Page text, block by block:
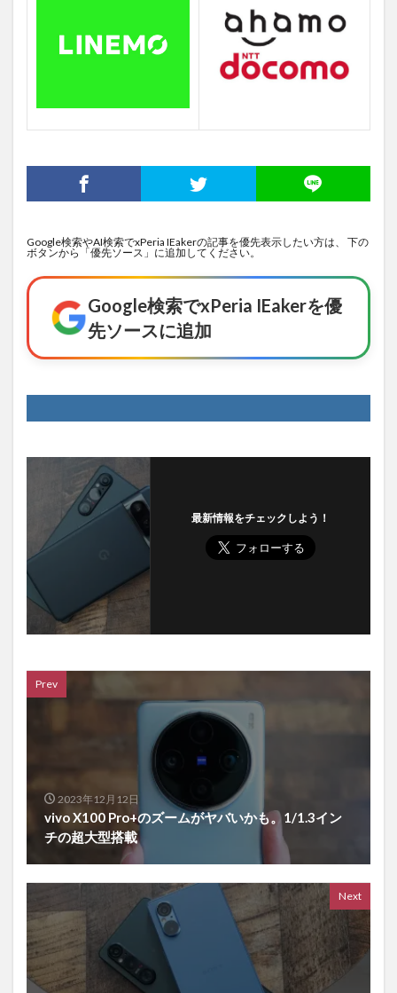
Google検索やAI検索でxPeria IEakerの記事を優先表示したい方は、 下の
ボタンから「優先ソース」に追加してください。
Google検索でxPeria IEakerを優
先ソースに追加
最新情報をチェックしよう！
Prev
2023年12月12日
vivo X100 Pro+のズームがヤバいかも。1/1.3イン
チの超大型搭載
Next